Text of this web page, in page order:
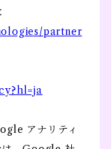
partner
アナリティ